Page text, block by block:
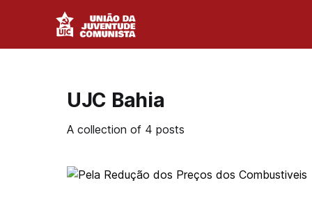
UJC Bahia
A collection of 4 posts